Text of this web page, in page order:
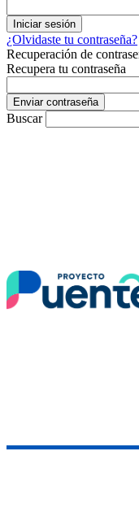
¿Olvidaste tu contraseña?
Recuperación de
Recupera tu contraseña
Buscar